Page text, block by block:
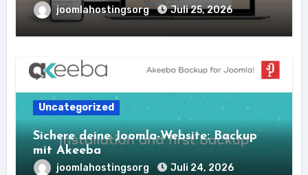
joomlahostingsorg Juli 25, 2026
Uncategorized
Sichere deine Joomla-Website: Backup
mit Akeeba
joomlahostingsorg Juli 24, 2026